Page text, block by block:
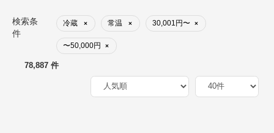
検索条
件
冷蔵 × 常温 × 30,001円〜 ×
〜50,000円 ×
78,887 件